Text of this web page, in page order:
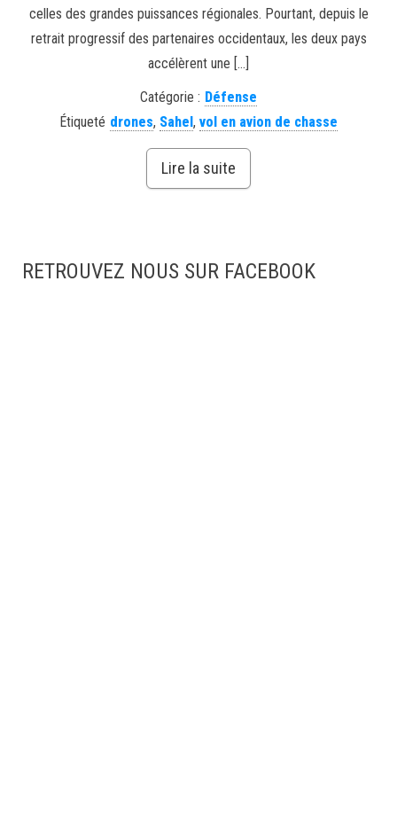
celles des grandes puissances régionales. Pourtant, depuis le
retrait progressif des partenaires occidentaux, les deux pays
accélèrent une […]
Catégorie : Défense
Étiqueté drones, Sahel , vol en avion de chasse
Lire la suite
RETROUVEZ NOUS SUR FACEBOOK